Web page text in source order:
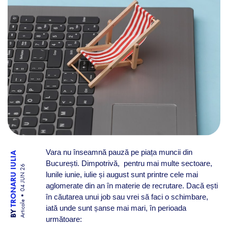
BY
TRONARU IULIA
Articole
04 JUN 26
Vara nu înseamnă pauză pe piața muncii din
București. Dimpotrivă, pentru mai multe sectoare,
lunile iunie, iulie și august sunt printre cele mai
aglomerate din an în materie de recrutare. Dacă ești
în căutarea unui job sau vrei să faci o schimbare,
iată unde sunt șanse mai mari, în perioada
următoare: